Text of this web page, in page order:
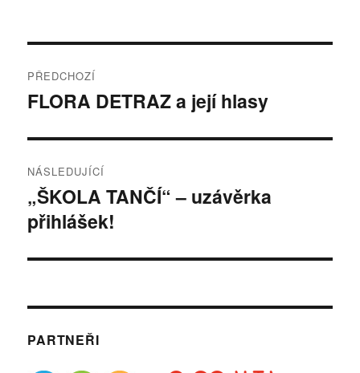
pro
PŘEDCHOZÍ
Předchozí
FLORA DETRAZ a její hlasy
NÁSLEDUJÍCÍ
Následující
příspěvek:
„ŠKOLA TANČÍ“ – uzávěrka
přihlášek!
PARTNEŘI